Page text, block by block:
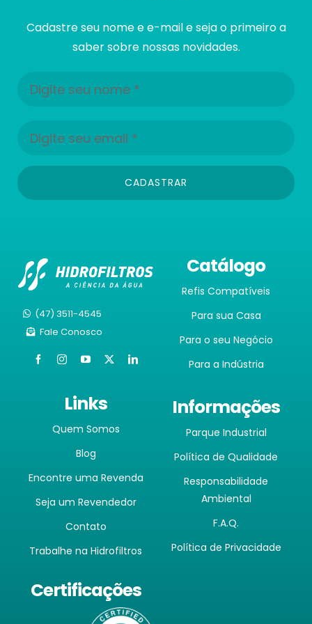
Cadastre seu nome e e-mail e seja o primeiro a
saber sobre nossas novidades.
CADASTRAR
(47) 3511-4545
Fale Conosco
Catálogo
Refis Compatíveis
Para sua Casa
Para o seu Negócio
Para a Indústria
Links
Quem Somos
Blog
Encontre uma Revenda
Seja um Revendedor
Contato
Trabalhe na Hidrofiltros
Informações
Parque Industrial
Política de Qualidade
Responsabilidade
Ambiental
F.A.Q.
Política de Privacidade
Certificações